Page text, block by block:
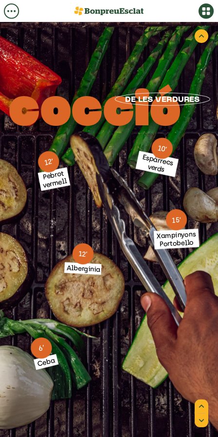
cocció
Pebrot
vermell
12’ Espàrrecs
verds
10’
Xampinyons
Portobello
15’
Albergínia
12’
Ceba
6’
DE LES VERDURES